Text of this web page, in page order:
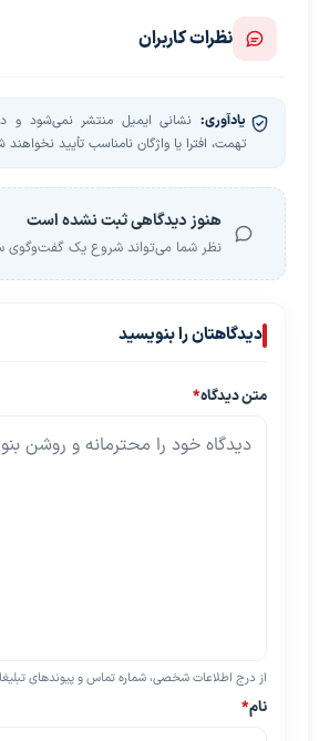
نظرات کاربران
یادآوری: نشانی ایمیل منتشر نمی‌شود و
تهمت، افترا یا واژگان نامناسب تأیید نخواهند
هنوز دیدگاهی ثبت نشده است
نظر شما می‌تواند شروع یک گفت‌وگوی
دیدگاهتان را بنویسید
متن دیدگاه*
از درج اطلاعات شخصی، شماره تماس و پیوندهای
نام*